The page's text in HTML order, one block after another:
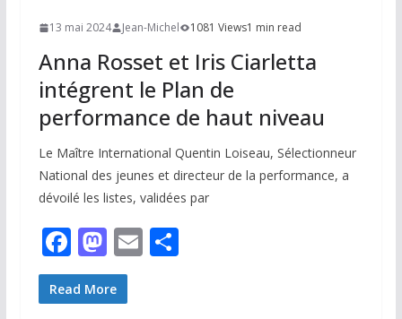
o
k
n
13 mai 2024 Jean-Michel 1081 Views1 min read
Anna Rosset et Iris Ciarletta
intégrent le Plan de
performance de haut niveau
Le Maître International Quentin Loiseau, Sélectionneur
National des jeunes et directeur de la performance, a
dévoilé les listes, validées par
F
ac
e
M
as
to
E P
Read More